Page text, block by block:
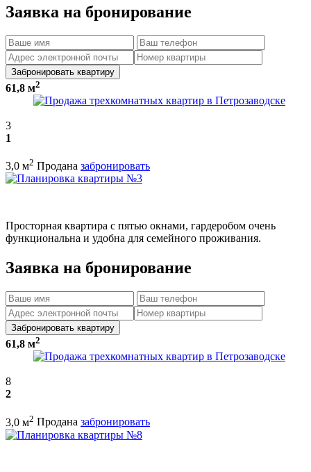
Заявка на бронирование
Забронировать квартиру
61,8 м2
3
1
3,0 м2 Продана забронировать
Просторная квартира с пятью окнами, гардеробом очень
функциональна и удобна для семейного проживания.
Заявка на бронирование
Забронировать квартиру
61,8 м2
8
2
3,0 м2 Продана забронировать